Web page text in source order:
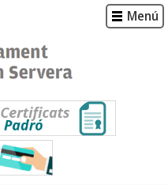
Menú